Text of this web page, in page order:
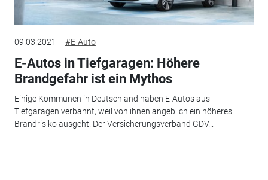
09.03.2021 #E-Auto
E-Autos in Tiefgaragen: Höhere
Brandgefahr ist ein Mythos
Einige Kommunen in Deutschland haben E-Autos aus
Tiefgaragen verbannt, weil von ihnen angeblich ein höheres
Brandrisiko ausgeht. Der Versicherungsverband GDV...